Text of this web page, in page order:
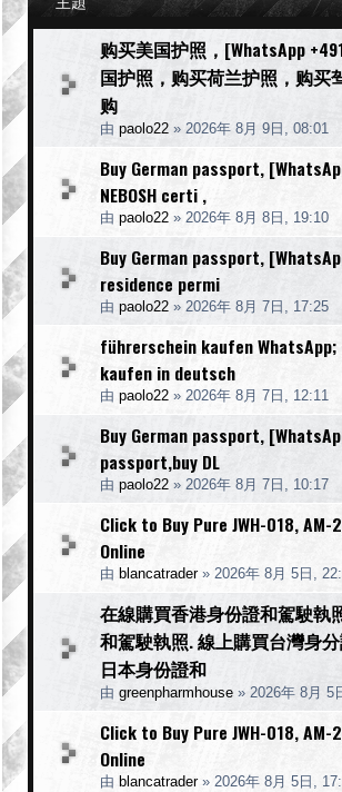
购买美国护照，[WhatsApp
国护照，购买荷兰护照，购买
购
由 paolo22 » 2026年 8月 9日, 08:01
Buy German passport,
NEBOSH certi ,
由 paolo22 » 2026年 8月 8日, 19:10
Buy German passport,
residence permi
由 paolo22 » 2026年 8月 7日, 17:25
führerschein kaufen
kaufen in deutsch
由 paolo22 » 2026年 8月 7日, 12:11
Buy German passport,
passport,buy DL
由 paolo22 » 2026年 8月 7日, 10:17
Click to Buy Pure JWH-018,
Online
由 blancatrader» 2026年 8月 5日,
在線購買香港身份證和駕駛執
和駕駛執照. 線上購買台灣身
日本身份證和
由 greenpharmhouse » 2026年 8月 5
Click to Buy Pure JWH-018,
Online
由 blancatrader» 2026年 8月 5日,